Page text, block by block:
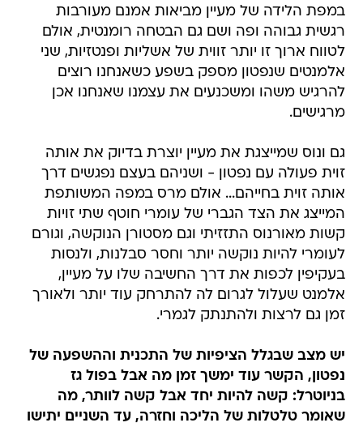
במפת הלידה של מעיין מביאות אמנם מעורבות
רגשית גבוהה ופה ושם גם הבטחה רומנטית, אולם
לטווח ארוך זו יותר זווית של אשליות ופנטזיות, שני
אלמנטים שנפטון מספק בשפע כשאנחנו רוצים
להרגיש משהו ומשכנעים את עצמנו שאנחנו אכן
מרגישים.
גם ונוס שמייצגת את מעיין יוצרת בדיוק את אותה
זוית פעולה עם נפטון - ושניהם בעצם נפגשים דרך
אותה זוית בחייהם... אולם מרס במפה המשותפת
המייצג את הצד הגברי של עומרי חוטף שתי זויות
קשות מאורנוס התזזיתי וגם מסטורן הנוקשה, וגורם
לעומרי להיות נוקשה יותר וחסר סבלנות, ולנסות
בעקיפין לכפות את דרך החשיבה שלו על מעיין,
אלמנט שעלול לגרום לה להתרחק עוד יותר ולאורך
זמן גם לרצות ולהתנתק לגמרי.
יש מצב שבגלל הציפיות של התכנית וההשפעה של
נפטון, הקשר עוד ימשך זמן מה אבל בפול גז
בניוטרל: קשה להיות יחד אבל קשה לוותר, מה
שאומר טלטלות של הליכה וחזרה, עד השניים יתישו